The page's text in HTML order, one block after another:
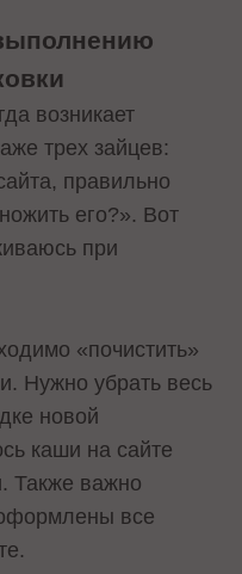
возникает
трех зайцев:
правильно
его?». Вот
при
«почистить»
Нужно убрать весь
новой
каши на сайте
Также важно
все